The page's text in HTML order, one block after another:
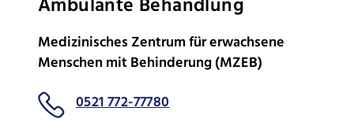
Medizinisches Zentrum für erwachsene
Menschen mit Behinderung (MZEB)
0521 772-77780